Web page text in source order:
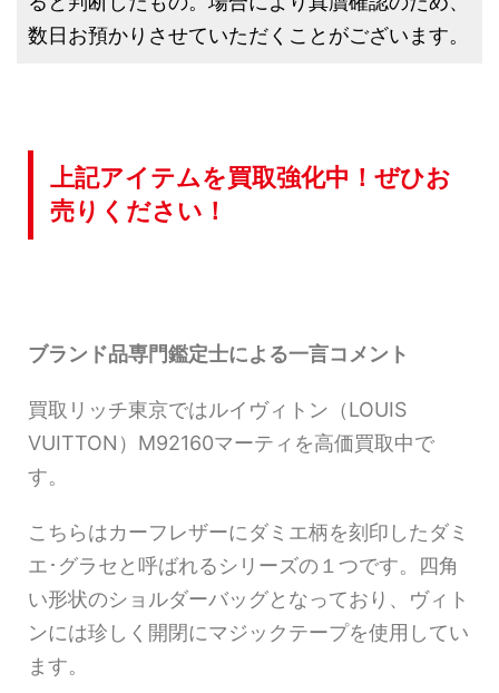
数日お預かりさせていただくことがございます。
上記アイテムを買取強化中！ぜひお
売りください！
ブランド品専門鑑定士による一言コメント
買取リッチ東京ではルイヴィトン（LOUIS
VUITTON）M92160マーティを高価買取中で
す。
こちらはカーフレザーにダミエ柄を刻印したダミ
エ･グラセと呼ばれるシリーズの１つです。四角
い形状のショルダーバッグとなっており、ヴィト
ンには珍しく開閉にマジックテープを使用してい
ます。